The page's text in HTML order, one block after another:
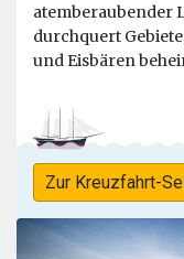
atemberaubender
durchquert
und Eisbären
Zur Kreuzfahrt-